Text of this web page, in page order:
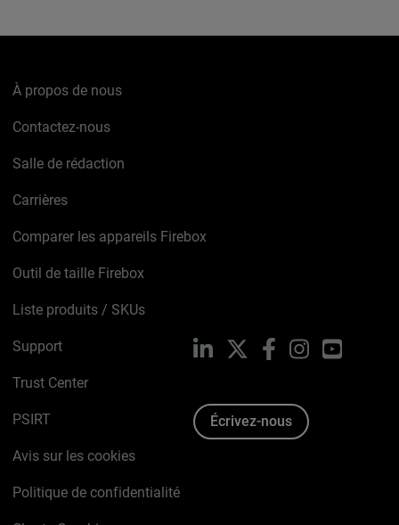
À propos de nous
Contactez-nous
Salle de rédaction
Carrières
Comparer les appareils Firebox
Outil de taille Firebox
Liste produits / SKUs
Support
Trust Center
PSIRT
Avis sur les cookies
Politique de confidentialité
LinkedIn FacebookInstagramYouTube
Écrivez-nous